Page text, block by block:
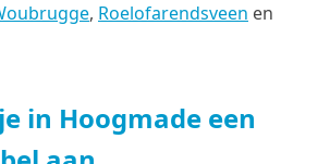
, Roelofarendsveen en
in Hoogmade een